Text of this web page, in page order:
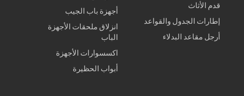
قدم الأثاث
إطارات الجدول والقواعد
أرجل مقاعد البدلاء
أجهزة باب الجيب
انزلاق ملحقات الأجهزة
الباب
اكسسوارات الأجهزة
أبواب الحظيرة